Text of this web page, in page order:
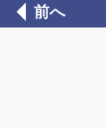
前へ